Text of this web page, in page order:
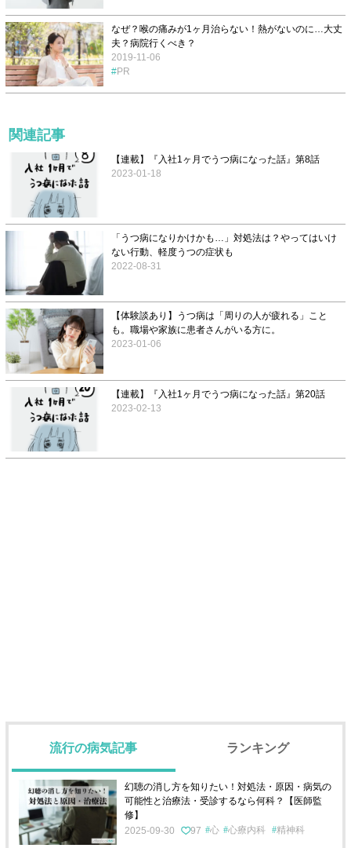
なぜ？喉の痛みが1ヶ月治らない！熱がないのに…大丈
夫？病院行くべき？
2019-11-06
PR
関連記事
【連載】『入社1ヶ月でうつ病になった話』第8話
2023-01-18
「うつ病になりかけかも…」対処法は？やってはいけ
ない行動、軽度うつの症状も
2022-08-31
【体験談あり】うつ病は「周りの人が疲れる」こと
も。職場や家族に患者さんがいる方に。
2023-01-06
【連載】『入社1ヶ月でうつ病になった話』第20話
2023-02-13
流行の病気記事 ランキング
幻聴の消し方を知りたい！対処法・原因・病気の
可能性と治療法・受診するなら何科？【医師監
修】
2025-09-30
97 心 心療内科 精神科